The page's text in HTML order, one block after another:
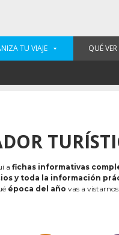
TU VIAJE QUÉ VER
a fichas informativas
y toda la información
época del año vas a vistarnos: